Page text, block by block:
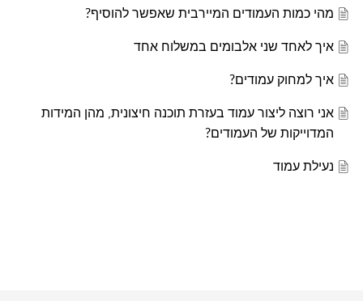
מהי כמות העמודים המיירבית שאפשר להוסיף?
איך לאחד שני אלבומים במשלוח אחד
איך למחוק עמודים?
אני רוצה ליצור עמוד בעזרת תוכנה חיצונית, מהן המידות
המדוייקות של העמודים?
נעילת עמוד